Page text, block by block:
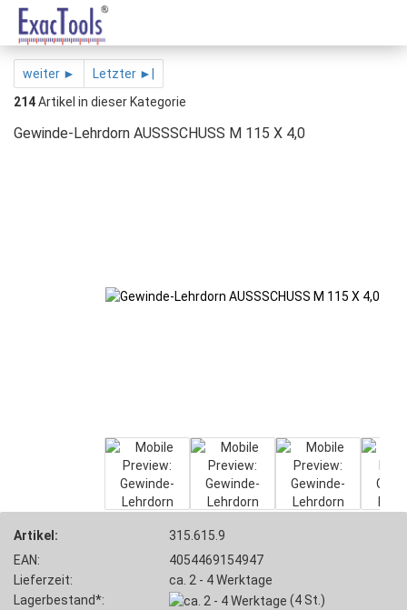
weiter ►
Letzter ►|
214Artikel in dieser Kategorie
Gewinde-Lehrdorn AUSSSCHUSS M 115 X 4,0
Artikel:
315.615.9
EAN:
4054469154947
Lieferzeit:
ca. 2 - 4 Werktage
Lagerbestand*:
(4 St.)